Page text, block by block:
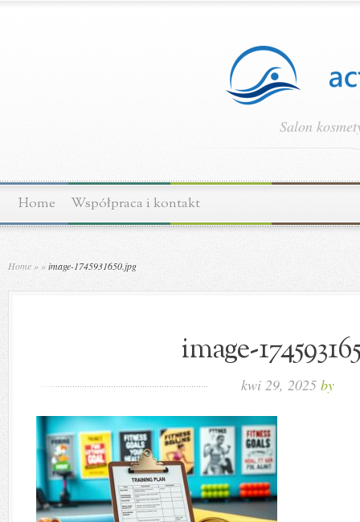
Salon
Home Współpraca i kontakt
Home » »image-1745931650.jpg
image-
kwi 29, 2025 by